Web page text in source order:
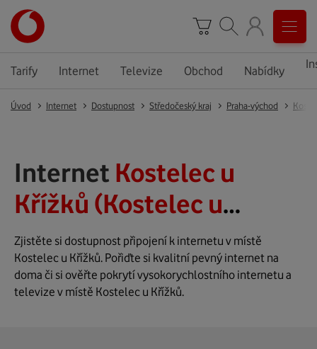
Tarify Internet Televize Obchod Nabídky
Úvod Internet Dostupnost Středočeský kraj Praha-východ
Internet Kostelec u
Křížků (Kostelec u
Křížků)
Zjistěte si dostupnost připojení k internetu v místě
Kostelec u Křížků. Pořiďte si kvalitní pevný internet na
doma či si ověřte pokrytí vysokorychlostního internetu a
televize v místě Kostelec u Křížků.